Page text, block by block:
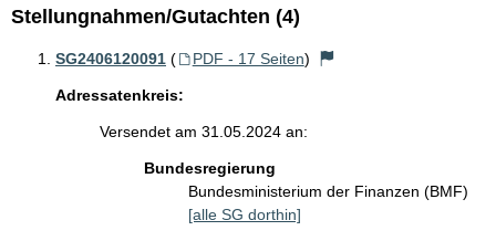
Stellungnahmen/Gutachten (4)
SG2406120091 ( PDF - 17 Seiten)
Adressatenkreis:
Versendet am 31.05.2024 an:
Bundesregierung
Bundesministerium der Finanzen (BMF)
[alle SG dorthin]